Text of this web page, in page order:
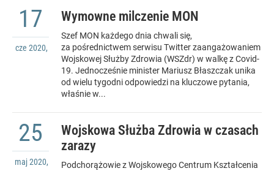
Wymowne milczenie MON
17
cze 2020,
Szef MON każdego dnia chwali się,
za pośrednictwem serwisu Twitter zaangażowaniem
Wojskowej Służby Zdrowia (WSZdr) w walkę z Covid-
19. Jednocześnie minister Mariusz Błaszczak unika
od wielu tygodni odpowiedzi na kluczowe pytania,
właśnie w...
Wojskowa Służba Zdrowia w czasach
zarazy
25
maj2020,
Podchorążowie z Wojskowego Centrum Kształcenia